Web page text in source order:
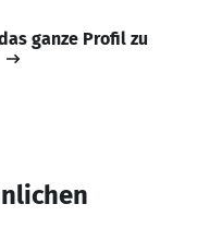
ganze Profil zu